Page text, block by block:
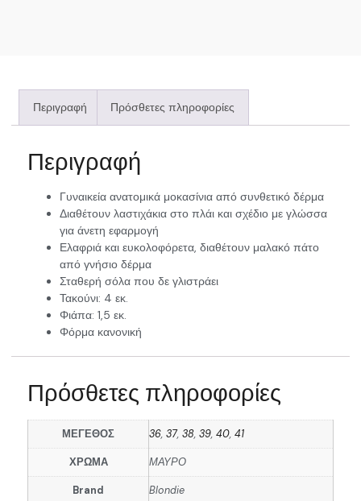
Περιγραφή Πρόσθετες πληροφορίες
Περιγραφή
Γυναικεία ανατομικά μοκασίνια από συνθετικό δέρμα
Διαθέτουν λαστιχάκια στο πλάι και σχέδιο με γλώσσα
για άνετη εφαρμογή
Ελαφριά και ευκολοφόρετα, διαθέτουν μαλακό πάτο
από γνήσιο δέρμα
Σταθερή σόλα που δε γλιστράει
Τακούνι: 4 εκ.
Φιάπα: 1,5 εκ.
Φόρμα κανονική
Πρόσθετες πληροφορίες
ΜΕΓΕΘΟΣ 36, 37, 38, 39, 40, 41
ΧΡΩΜΑ ΜΑΥΡΟ
Brand Blondie